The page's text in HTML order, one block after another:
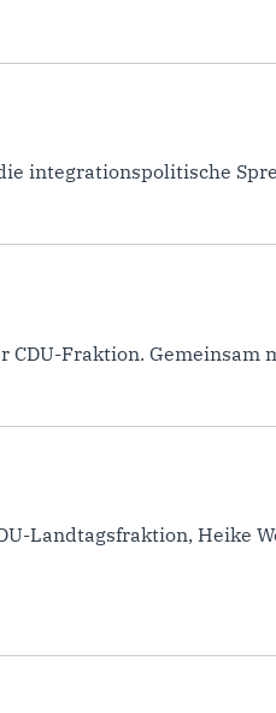
integrationspolitische
Fraktion. Gemeinsam
Landtagsfraktion, Heike